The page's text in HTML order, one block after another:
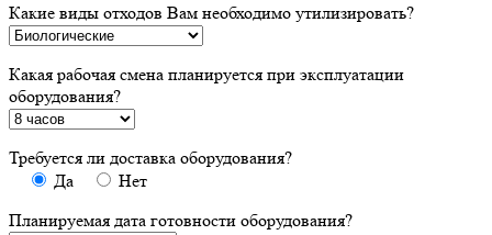
Какие виды отходов Вам необходимо утилизировать?
Какая рабочая смена планируется при эксплуатации
оборудования?
Требуется ли доставка оборудования?
Да
Нет
Планируемая дата готовности оборудования?